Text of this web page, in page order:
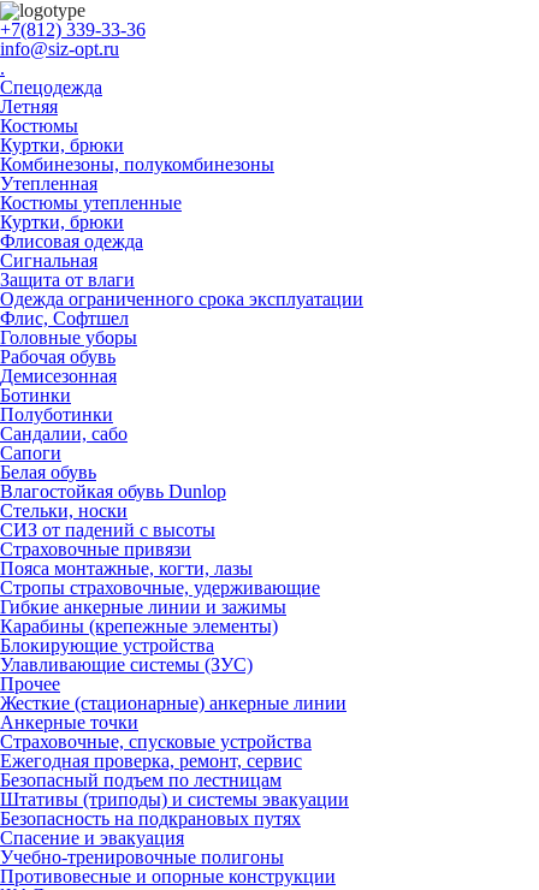
+7(812) 339-33-36
info@siz-opt.ru
.
Спецодежда
Летняя
Костюмы
Куртки, брюки
Комбинезоны, полукомбинезоны
Утепленная
Костюмы утепленные
Куртки, брюки
Флисовая одежда
Сигнальная
Защита от влаги
Одежда ограниченного срока эксплуатации
Флиc, Софтшел
Головные уборы
Рабочая обувь
Демисезонная
Ботинки
Полуботинки
Сандалии, сабо
Сапоги
Белая обувь
Влагостойкая обувь Dunlop
Стельки, носки
СИЗ от падений с высоты
Страховочные привязи
Пояса монтажные, когти, лазы
Стропы страховочные, удерживающие
Гибкие анкерные линии и зажимы
Карабины (крепежные элементы)
Блокирующие устройства
Улавливающие системы (ЗУС)
Прочее
Жесткие (стационарные) анкерные линии
Анкерные точки
Страховочные, спусковые устройства
Ежегодная проверка, ремонт, сервис
Безопасный подъем по лестницам
Штативы (триподы) и системы эвакуации
Безопасность на подкрановых путях
Спасение и эвакуация
Учебно-тренировочные полигоны
Противовесные и опорные конструкции